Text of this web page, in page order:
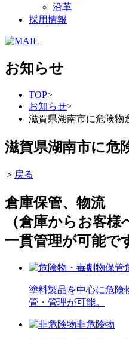
沿革
採用情報
お知らせ
TOP>
お知らせ>
滋賀県湖南市に危険物
滋賀県湖南市に危
＞ 戻る
倉庫保管、物流
（倉庫からお客
一貫管理が可能で
塗料製品を中心に危険
管・管理が可能。
非危険物